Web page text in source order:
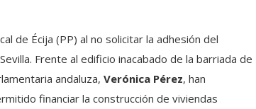
de Écija (PP) al no solicitar la adhesión del
Frente al edificio inacabado de la barriada de
andaluza, Verónica Pérez, han
financiar la construcción de viviendas